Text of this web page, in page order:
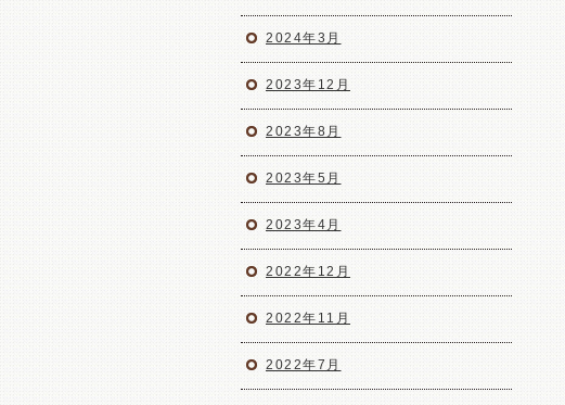
2024年3月
2023年12月
2023年8月
2023年5月
2023年4月
2022年12月
2022年11月
2022年7月